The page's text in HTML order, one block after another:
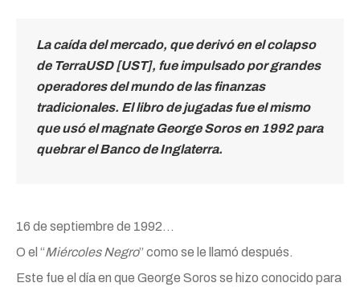
La caída del mercado, que derivó en el colapso
de TerraUSD [UST], fue impulsado por grandes
operadores del mundo de las finanzas
tradicionales. El libro de jugadas fue el mismo
que usó el magnate George Soros en 1992 para
quebrar el Banco de Inglaterra.
16 de septiembre de 1992…
O el “Miércoles Negro” como se le llamó después.
Este fue el día en que George Soros se hizo conocido para